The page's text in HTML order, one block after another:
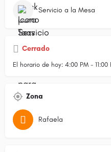
Servicio a la Mesa
Cerrado
El horario de hoy: 4:00 PM - 11:00
Zona
Rafaela